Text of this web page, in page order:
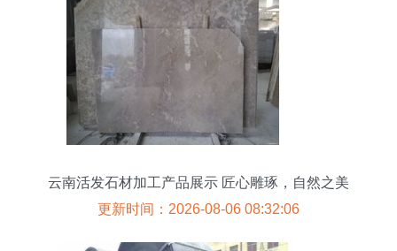
云南活发石材加工产品展示 匠心雕琢，自然之美
更新时间：2026-08-06 08:32:06